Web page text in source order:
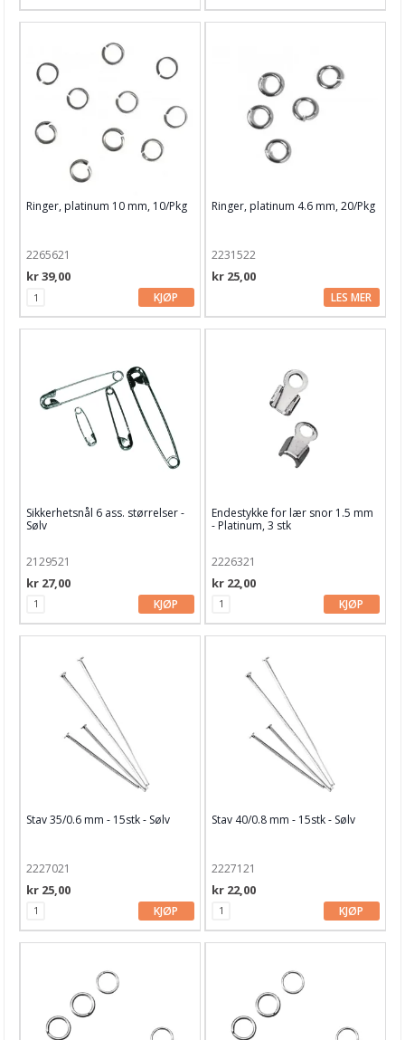
Ringer, platinum 10 mm, 10/Pkg
2265621
kr 39,00
KJØP
Ringer, platinum 4.6 mm, 20/Pkg
2231522
kr 25,00
LES MER
Sikkerhetsnål 6 ass. størrelser -
Sølv
2129521
kr 27,00
KJØP
Endestykke for lær snor 1.5 mm
- Platinum, 3 stk
2226321
kr 22,00
KJØP
Stav 35/0.6 mm - 15stk - Sølv
2227021
kr 25,00
KJØP
Stav 40/0.8 mm - 15stk - Sølv
2227121
kr 22,00
KJØP